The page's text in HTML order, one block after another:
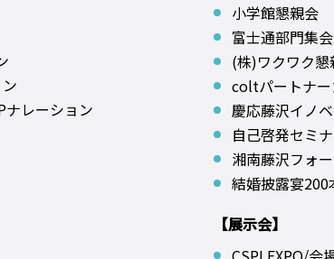
ナレーション
小学館懇親会
富士通部門集
(株)ワクワク懇
coltパートナ
慶応藤沢イノ
自己啓発セミ
湘南藤沢フォ
結婚披露宴200
【展示会】